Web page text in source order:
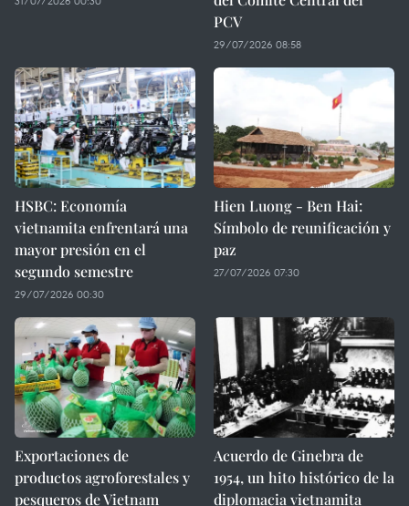
PCV
29/07/2026 08:58
HSBC: Economía
vietnamita enfrentará una
mayor presión en el
segundo semestre
29/07/2026 00:30
Hien Luong - Ben Hai:
Símbolo de reunificación y
paz
27/07/2026 07:30
Exportaciones de
productos agroforestales y
pesqueros de Vietnam
Acuerdo de Ginebra de
1954, un hito histórico de la
diplomacia vietnamita